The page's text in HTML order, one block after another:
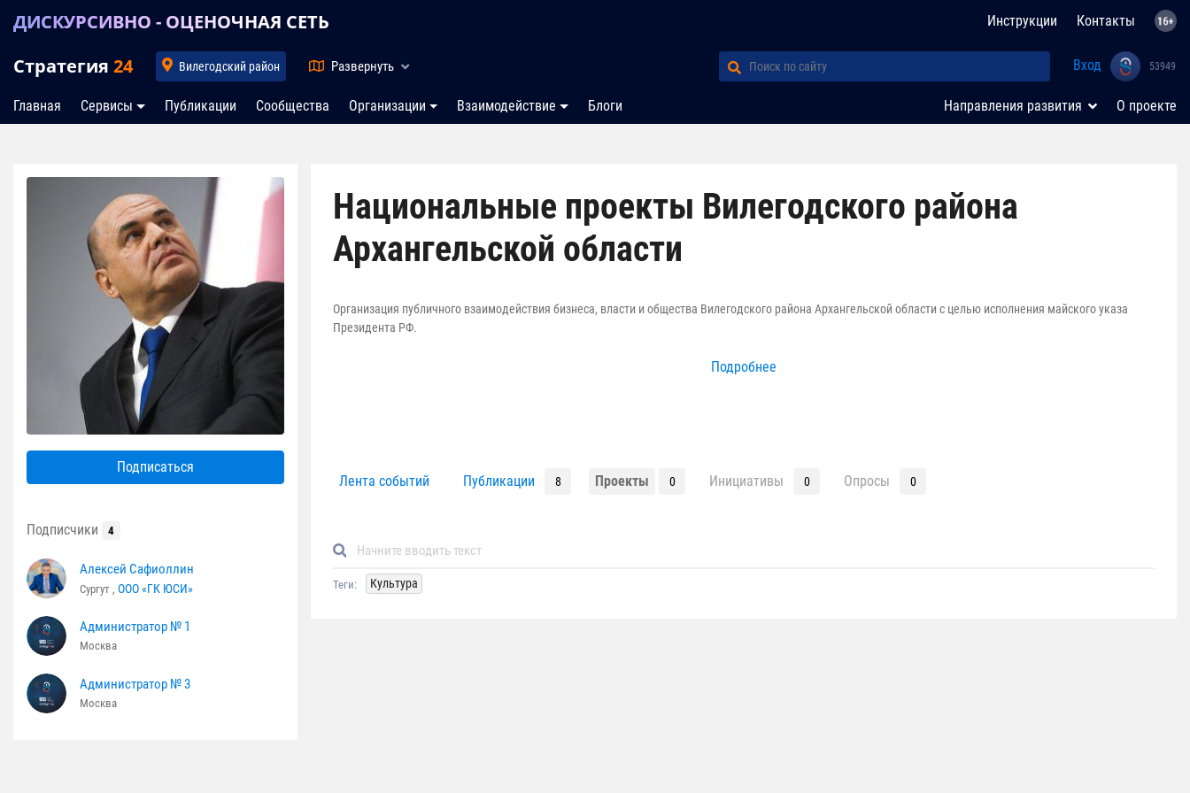
ДИСКУРСИВНО - ОЦЕНОЧНАЯ СЕТЬ Инструкции Контакты
Стратегия 24 Вилегодский район Развернуть Вход 53949
Главная Сервисы Публикации Сообщества Организации Взаимодействие Блоги Направления развития О проекте
Подписаться
Подписчики 4
Алексей Сафиоллин
Сургут , ООО «ГК ЮСИ»
Администратор № 1
Москва
Администратор № 3
Москва
Национальные проекты Вилегодского района
Архангельской области
Организация публичного взаимодействия бизнеса, власти и общества Вилегодского района Архангельской области с целью исполнения майского указа
Президента РФ.
Подробнее
Лента событий Публикации 8 Проекты 0 Инициативы 0 Опросы 0
Теги: Культура